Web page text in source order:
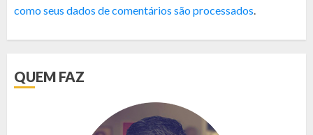
como seus dados de comentários são processados
QUEM FAZ